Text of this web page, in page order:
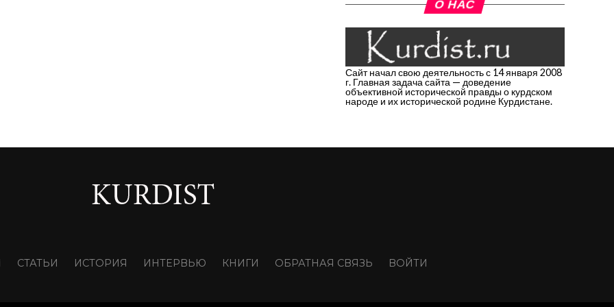
О НАС
Сайт начал свою деятельность с 14 января 2008
г. Главная задача сайта — доведение
объективной исторической правды о курдском
народе и их исторической родине Курдистане.
СТАТЬИ ИСТОРИЯ ИНТЕРВЬЮ КНИГИ ОБРАТНАЯ СВЯЗЬ ВОЙТИ